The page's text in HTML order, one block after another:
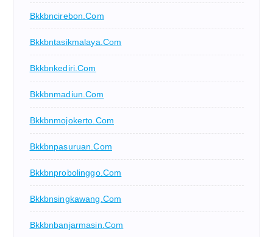
Bkkbncirebon.com
Bkkbntasikmalaya.com
Bkkbnkediri.com
Bkkbnmadiun.com
Bkkbnmojokerto.com
Bkkbnpasuruan.com
Bkkbnprobolinggo.com
Bkkbnsingkawang.com
Bkkbnbanjarmasin.com